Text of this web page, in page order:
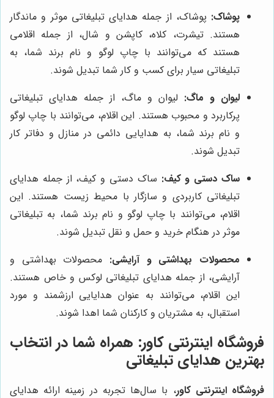
پوشاک: پوشاک، از جمله هدایای تبلیغاتی موثر و ماندگار
هستند. تیشرت، کلاه، کاپشن و شال، از جمله اقلامی
هستند که می‌توانند با چاپ لوگو و نام برند شما، به
تبلیغاتی سیار برای کسب و کار شما تبدیل شوند.
لیوان و ماگ: لیوان و ماگ، از جمله هدایای تبلیغاتی
پرکاربرد و محبوب هستند. این اقلام، می‌توانند با چاپ لوگو
و نام برند شما، به هدایایی دائمی در منازل و دفاتر کار
تبدیل شوند.
ساک دستی و کیف: ساک دستی و کیف، از جمله هدایای
تبلیغاتی کاربردی و سازگار با محیط زیست هستند. این
اقلام، می‌توانند با چاپ لوگو و نام برند شما، به تبلیغاتی
موثر در هنگام خرید و حمل و نقل تبدیل شوند.
محصولات بهداشتی و آرایشی: محصولات بهداشتی و
آرایشی، از جمله هدایای تبلیغاتی لوکس و خاص هستند.
این اقلام، می‌توانند به عنوان هدایایی ارزشمند و مورد
استقبال، به مشتریان و کارکنان شما اهدا شوند.
فروشگاه اینترنتی کاور: همراه شما در انتخاب
بهترین هدایای تبلیغاتی
فروشگاه اینترنتی کاور، با سال‌ها تجربه در زمینه ارائه هدایای